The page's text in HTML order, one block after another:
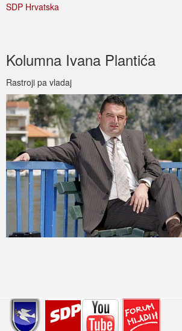
SDP Hrvatska
Kolumna Ivana Plantića
Rastroji pa vladaj